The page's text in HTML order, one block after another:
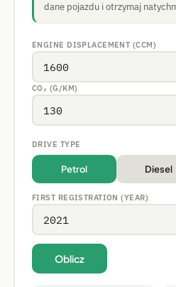
dane pojazdu i otrzymaj
ENGINE DISPLACEMENT (CCM)
CO₂ (G/KM)
DRIVE TYPE
Petrol Diesel
FIRST REGISTRATION (YEAR)
Oblicz